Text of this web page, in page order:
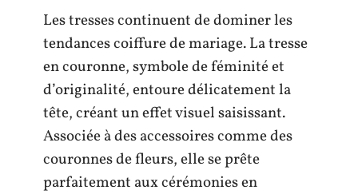
Les tresses continuent de dominer les
tendances coiffure de mariage. La tresse
en couronne, symbole de féminité et
d’originalité, entoure délicatement la
tête, créant un effet visuel saisissant.
Associée à des accessoires comme des
couronnes de fleurs, elle se prête
parfaitement aux cérémonies en